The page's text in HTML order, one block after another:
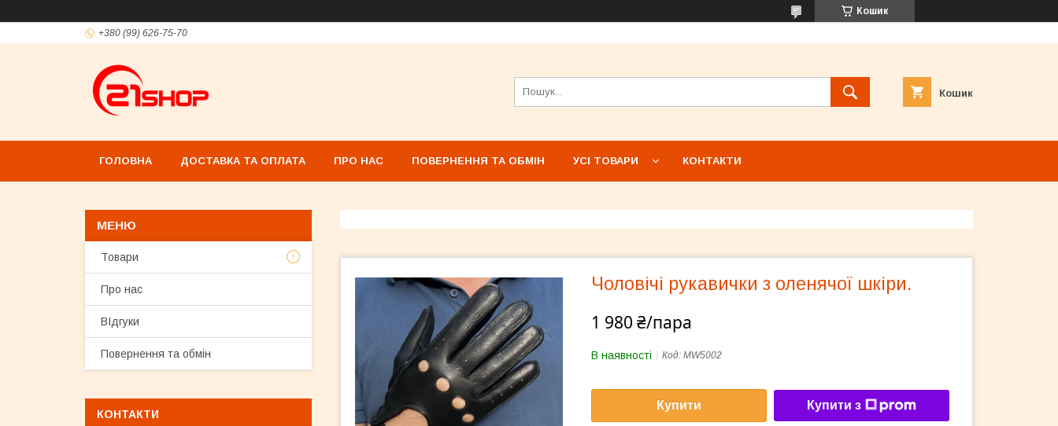
Кошик
+380 (99) 626-75-70
Кошик
ГОЛОВНА ДОСТАВКА ТА ОПЛАТА ПРО НАС ПОВЕРНЕННЯ ТА ОБМІН УСІ ТОВАРИ КОНТАКТИ
Чоловічі рукавички з оленячої шкіри.
1 980 ₴/пара
В наявності Код: MW5002
Купити Купити з
Товари
Про нас
ВІдгуки
Повернення та обмін
КОНТАКТИ